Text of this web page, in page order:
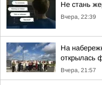
Не стань
Вчера, 22:39
На
открылась
Вчера, 21:57